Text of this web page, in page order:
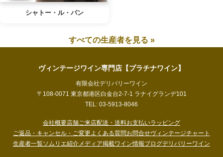
シャトー・ル・パン
すべての生産者を見る »
ヴィンテージワイン専門店【プラチナワイン】
有限会社デリバリーワイン
〒108-0071 東京都港区白金台2-7-1 ラナイグランデ101
TEL: 03-5913-8046
会社概要店舗ご来店配送・送料お支払いラッピング
ご返品・キャンセル・ご変更よくある質問お問合せヴィンテージチャート
生産者一覧ソムリエ紹介メディア掲載ワイン情報ブログデリバリーワイン